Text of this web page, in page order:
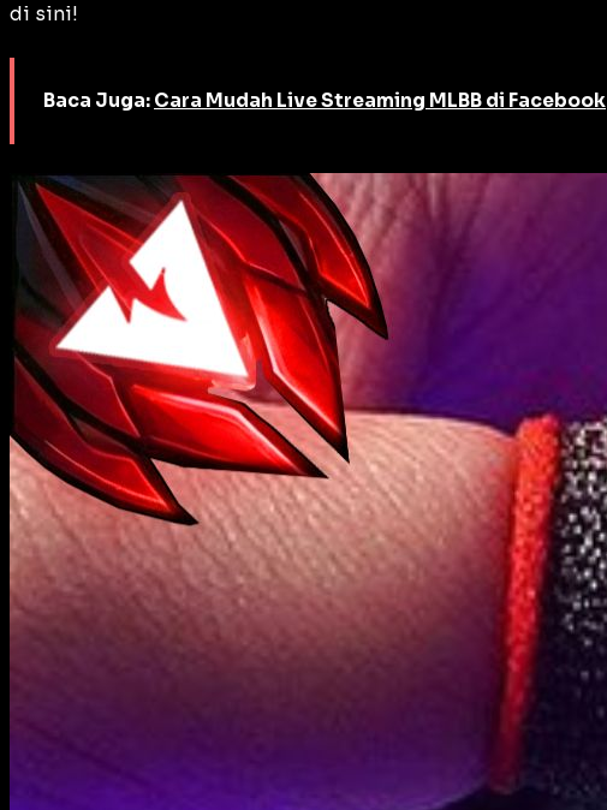
di sini!
Baca Juga: Cara Mudah Live Streaming MLBB di Facebook